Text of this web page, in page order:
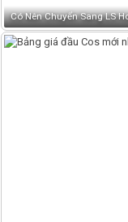
Có Nên Chuyển Sang LS